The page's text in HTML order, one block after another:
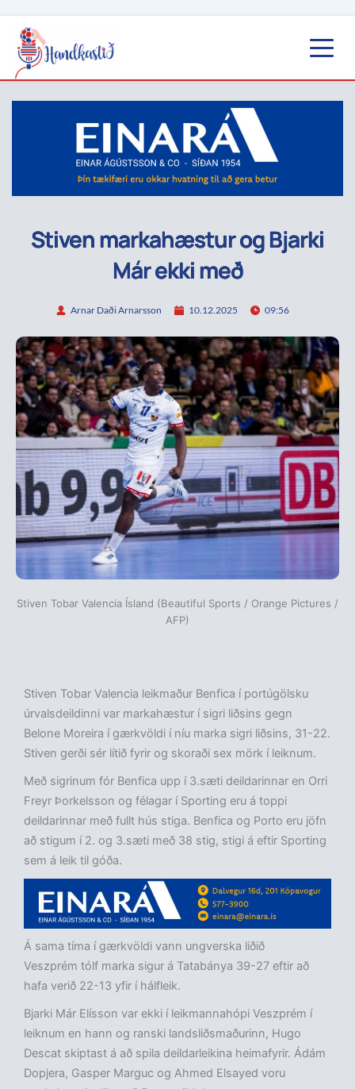
Stiven markahæstur og Bjarki
Már ekki með
Arnar Daði Arnarsson 10.12.2025 09:56
Stiven Tobar Valencia Ísland (Beautiful Sports / Orange Pictures /
AFP)
Stiven Tobar Valencia leikmaður Benfica í portúgölsku
úrvalsdeildinni var markahæstur í sigri liðsins gegn
Belone Moreira í gærkvöldi í níu marka sigri liðsins, 31-22.
Stiven gerði sér lítið fyrir og skoraði sex mörk í leiknum.
Með sigrinum fór Benfica upp í 3.sæti deildarinnar en Orri
Freyr Þorkelsson og félagar í Sporting eru á toppi
deildarinnar með fullt hús stiga. Benfica og Porto eru jöfn
að stigum í 2. og 3.sæti með 38 stig, stigi á eftir Sporting
sem á leik til góða.
Á sama tíma í gærkvöldi vann ungverska liðið
Veszprém tólf marka sigur á Tatabánya 39-27 eftir að
hafa verið 22-13 yfir í hálfleik.
Bjarki Már Elísson var ekki í leikmannahópi Veszprém í
leiknum en hann og ranski landsliðsmaðurinn, Hugo
Descat skiptast á að spila deildarleikina heimafyrir. Ádám
Dopjera, Gasper Marguc og Ahmed Elsayed voru